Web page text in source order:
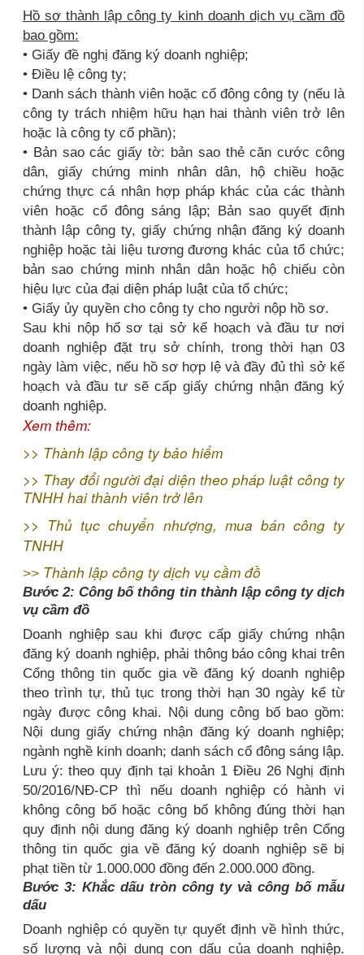
Hồ sơ thành lập công ty kinh doanh dịch vụ cầm đồ
bao gồm:
• Giấy đề nghị đăng ký doanh nghiệp;
• Điều lệ công ty;
• Danh sách thành viên hoặc cổ đông công ty (nếu là
công ty trách nhiệm hữu hạn hai thành viên trở lên
hoặc là công ty cổ phần);
• Bản sao các giấy tờ: bản sao thẻ căn cước công
dân, giấy chứng minh nhân dân, hộ chiều hoặc
chứng thực cá nhân hợp pháp khác của các thành
viên hoặc cổ đông sáng lập; Bản sao quyết định
thành lập công ty, giấy chứng nhận đăng ký doanh
nghiệp hoặc tài liệu tương đương khác của tổ chức;
bản sao chứng minh nhân dân hoặc hộ chiếu còn
hiệu lực của đại diện pháp luật của tổ chức;
• Giấy ủy quyền cho công ty cho người nộp hồ sơ.
Sau khi nộp hố sơ tại sở kế hoạch và đầu tư nơi
doanh nghiệp đặt trụ sở chính, trong thời hạn 03
ngày làm việc, nếu hồ sơ hợp lệ và đầy đủ thì sở kế
hoạch và đầu tư sẽ cấp giấy chứng nhận đăng ký
doanh nghiệp.
Xem thêm:
>> Thành lập công ty bảo hiểm
>> Thay đổi người đại diện theo pháp luật công ty
TNHH hai thành viên trở lên
>> Thủ tục chuyển nhượng, mua bán công ty
TNHH
>> Thành lập công ty dịch vụ cầm đồ
Bước 2: Công bố thông tin thành lập công ty dịch
vụ cầm đồ
Doanh nghiệp sau khi được cấp giấy chứng nhận
đăng ký doanh nghiệp, phải thông báo công khai trên
Cổng thông tin quốc gia về đăng ký doanh nghiệp
theo trình tự, thủ tục trong thời hạn 30 ngày kể từ
ngày được công khai. Nội dung công bố bao gồm:
Nội dung giấy chứng nhận đăng ký doanh nghiệp;
ngành nghề kinh doanh; danh sách cổ đông sáng lập.
Lưu ý: theo quy định tại khoản 1 Điều 26 Nghị định
50/2016/NĐ-CP thì nếu doanh nghiệp có hành vi
không công bố hoặc công bố không đúng thời hạn
quy định nội dung đăng ký doanh nghiệp trên Cổng
thông tin quốc gia về đăng ký doanh nghiệp sẽ bị
phạt tiền từ 1.000.000 đồng đến 2.000.000 đồng.
Bước 3: Khắc dấu tròn công ty và công bố mẫu
dấu
Doanh nghiệp có quyền tự quyết định về hình thức,
số lượng và nội dung con dấu của doanh nghiệp.